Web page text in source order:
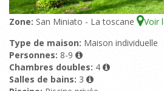
Zone: San Miniato - La toscane Voir
Type de maison: Maison individuelle
Personnes: 8-9
Chambres doubles: 4
Salles de bains: 3